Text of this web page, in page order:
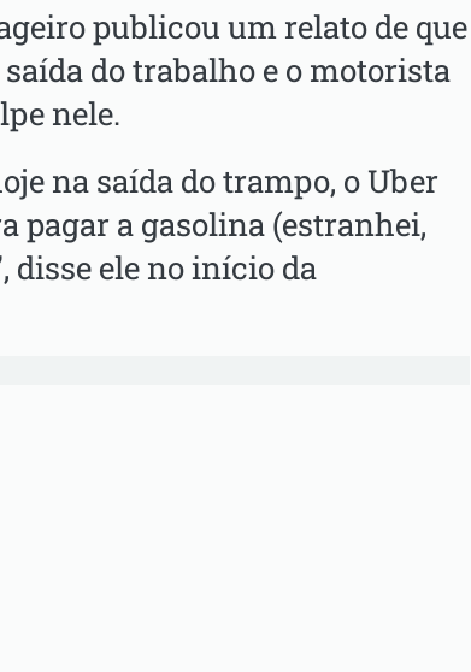
publicou um relato de que
do trabalho e o motorista
nele.
na saída do trampo, o Uber
pagar a gasolina (estranhei,
disse ele no início da